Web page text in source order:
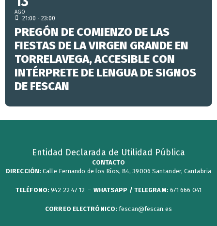
AGO
21:00 - 23:00
PREGÓN DE COMIENZO DE LAS
FIESTAS DE LA VIRGEN GRANDE EN
TORRELAVEGA, ACCESIBLE CON
INTÉRPRETE DE LENGUA DE SIGNOS
DE FESCAN
Entidad Declarada de Utilidad Pública
CONTACTO
DIRECCIÓN: Calle Fernando de los Ríos, 84, 39006 Santander, Cantabria
TELÉFONO: 942 22 47 12 – WHATSAPP / TELEGRAM: 671 666 041
CORREO ELECTRÓNICO: fescan@fescan.es